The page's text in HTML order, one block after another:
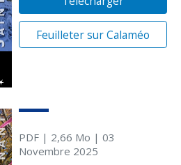
Feuilleter sur Calaméo
PDF| 2,66 Mo | 03
Novembre 2025